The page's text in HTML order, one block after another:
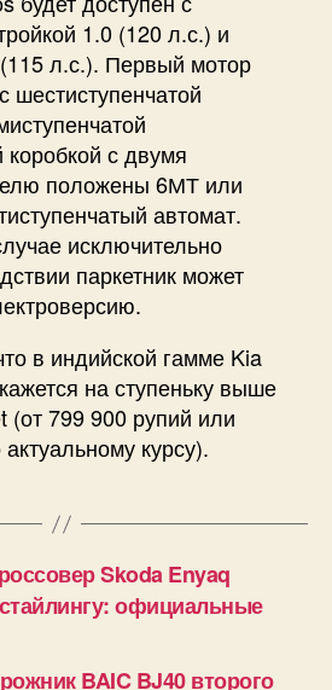
1.0 (120 л.с.) и
л.с.). Первый мотор
шестиступенчатой
коробкой с двумя
положены 6МТ или
автомат.
исключительно
паркетник может
в индийской гамме Kia
на ступеньку выше
(от 799 900 рупий или
курсу).
Skoda Enyaq
официальные
BAIC BJ40 второго